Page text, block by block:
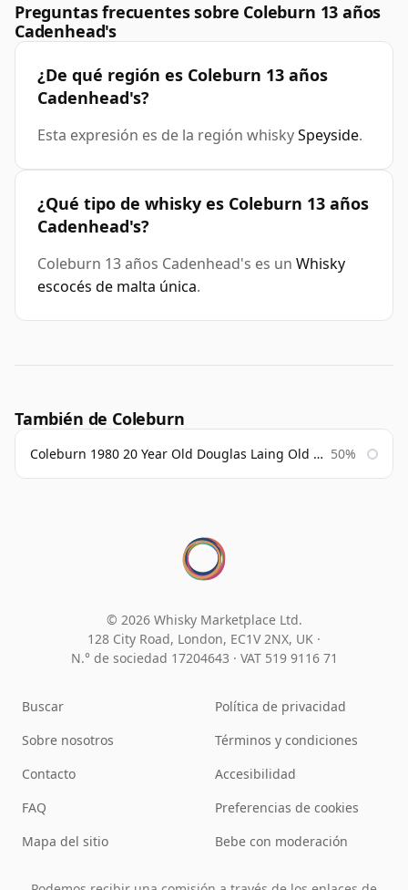
Preguntas frecuentes sobre Coleburn 13 años
Cadenhead's
¿De qué región es Coleburn 13 años
Cadenhead's?
Esta expresión es de la región whiskySpeyside.
¿Qué tipo de whisky es Coleburn 13 años
Cadenhead's?
Coleburn 13 años Cadenhead's es un Whisky
escocés de malta única.
También de Coleburn
Coleburn 1980 20 Year Old Douglas Laing Old Malt Cask 50%
© 2026 Whisky Marketplace Ltd.
128 City Road, London, EC1V 2NX, UK ·
N.° de sociedad 17204643 · VAT 519 9116 71
Buscar
Sobre nosotros
Contacto
FAQ
Mapa del sitio
Política de privacidad
Términos y condiciones
Accesibilidad
Preferencias de cookies
Bebe con moderación